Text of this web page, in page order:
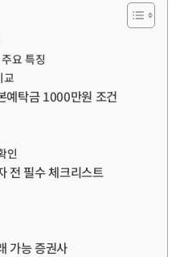
요 특징
교
예탁금 1000만원 조건
인
전 필수 체크리스트
가능 증권사